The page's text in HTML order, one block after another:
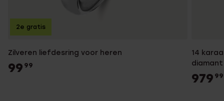
Zilveren liefdesring voor heren
99 99
2e gratis
14
979 99